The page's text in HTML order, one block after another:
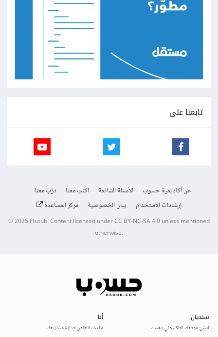
تابعنا على
عن أكاديمية حسوب الأسئلة الشائعة اكتب معنا
درّب معنا
إرشادات الاستخدام
بيان الخصوصية مركز المساعدة
© 2025Hsoub.Content licensed underCC BY-NC-SA 4.0unless mentioned
otherwise.